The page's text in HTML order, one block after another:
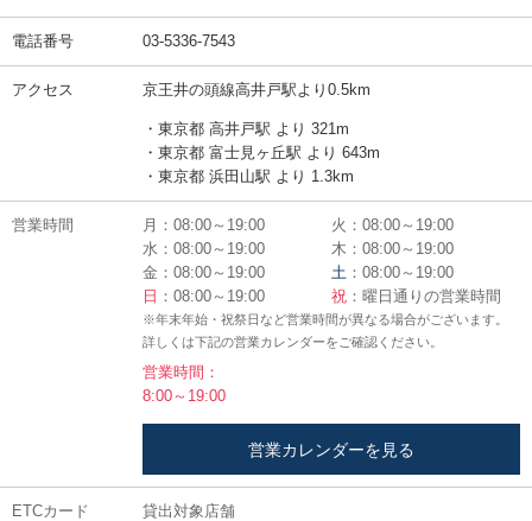
電話番号 03-5336-7543
アクセス 京王井の頭線高井戸駅より0.5km
・東京都 高井戸駅 より 321m
・東京都 富士見ヶ丘駅 より 643m
・東京都 浜田山駅 より 1.3km
営業時間 月：08:00～19:00
火：08:00～19:00
水：08:00～19:00
木：08:00～19:00
金：08:00～19:00
土 ：08:00～19:00
日 ：08:00～19:00 祝 ：曜日通りの営業時間
※年末年始・祝祭日など営業時間が異なる場合がございます。
詳しくは下記の営業カレンダーをご確認ください。
営業時間：
8:00～19:00
営業カレンダーを見る
ETCカード 貸出対象店舗